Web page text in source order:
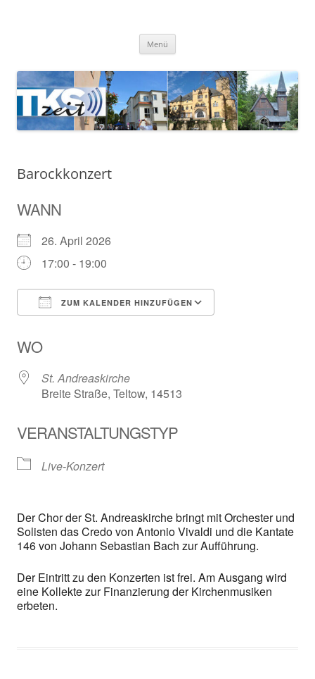
Menü
Barockkonzert
WANN
26. April 2026
17:00 - 19:00
ZUM KALENDER HINZUFÜGEN
WO
St. Andreaskirche
Breite Straße, Teltow, 14513
VERANSTALTUNGSTYP
Live-Konzert
Der Chor der St. Andreaskirche bringt mit Orchester und
Solisten das Credo von Antonio Vivaldi und die Kantate
146 von Johann Sebastian Bach zur Aufführung.
Der Eintritt zu den Konzerten ist frei. Am Ausgang wird
eine Kollekte zur Finanzierung der Kirchenmusiken
erbeten.